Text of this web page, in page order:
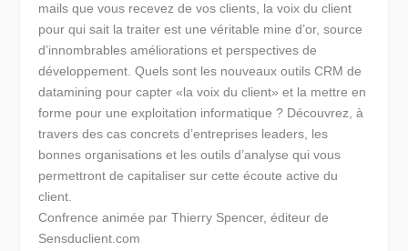
mails que vous recevez de vos clients, la voix du client
pour qui sait la traiter est une véritable mine d’or, source
d’innombrables améliorations et perspectives de
développement. Quels sont les nouveaux outils CRM de
datamining pour capter «la voix du client» et la mettre en
forme pour une exploitation informatique ? Découvrez, à
travers des cas concrets d’entreprises leaders, les
bonnes organisations et les outils d’analyse qui vous
permettront de capitaliser sur cette écoute active du
client.
Confrence animée par Thierry Spencer, éditeur de
Sensduclient.com